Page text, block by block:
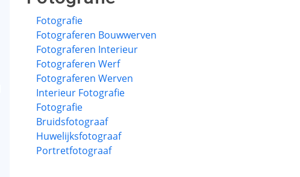
Fotografie
Fotograferen Bouwwerven
Fotograferen Interieur
Fotograferen Werf
Fotograferen Werven
Interieur Fotografie
Fotografie
Bruidsfotograaf
Huwelijksfotograaf
Portretfotograaf